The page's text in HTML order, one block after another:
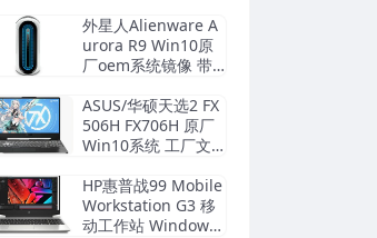
S Recovery恢复
外星人Alienware A
urora R9 Win10原
厂oem系统镜像 带F
S Recovery一键恢复
ASUS/华硕天选2 FX
506H FX706H 原厂
Win10系统 工厂文
ry恢复
HP惠普战99 Mobile
Workstation G3 移
动工作站 Windows1